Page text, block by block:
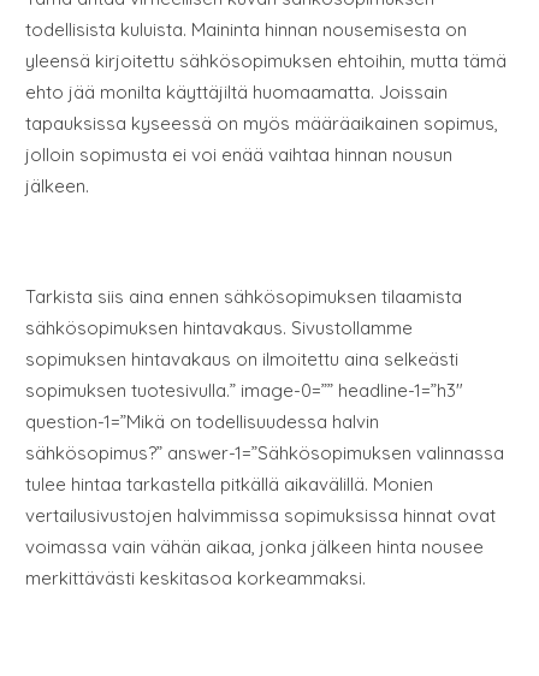
todellisista kuluista. Maininta hinnan nousemisesta on
yleensä kirjoitettu sähkösopimuksen ehtoihin, mutta tämä
ehto jää monilta käyttäjiltä huomaamatta. Joissain
tapauksissa kyseessä on myös määräaikainen sopimus,
jolloin sopimusta ei voi enää vaihtaa hinnan nousun
jälkeen.
Tarkista siis aina ennen sähkösopimuksen tilaamista
sähkösopimuksen hintavakaus. Sivustollamme
sopimuksen hintavakaus on ilmoitettu aina selkeästi
sopimuksen tuotesivulla.” image-0=”” headline-1=”h3″
question-1=”Mikä on todellisuudessa halvin
sähkösopimus?” answer-1=”Sähkösopimuksen valinnassa
tulee hintaa tarkastella pitkällä aikavälillä. Monien
vertailusivustojen halvimmissa sopimuksissa hinnat ovat
voimassa vain vähän aikaa, jonka jälkeen hinta nousee
merkittävästi keskitasoa korkeammaksi.